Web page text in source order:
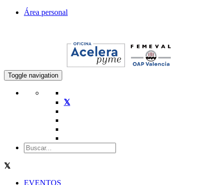
Área personal
Toggle navigation
EVENTOS